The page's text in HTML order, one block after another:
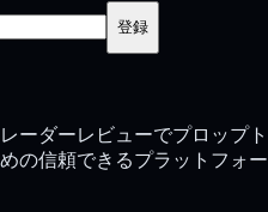
登録
ーダーレビューでプロップ
の信頼できるプラットフォー